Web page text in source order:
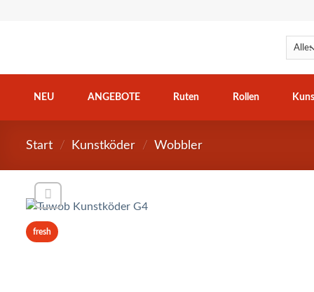
NEU ANGEBOTE Ruten Rollen
Start / Kunstköder / Wobbler
fresh